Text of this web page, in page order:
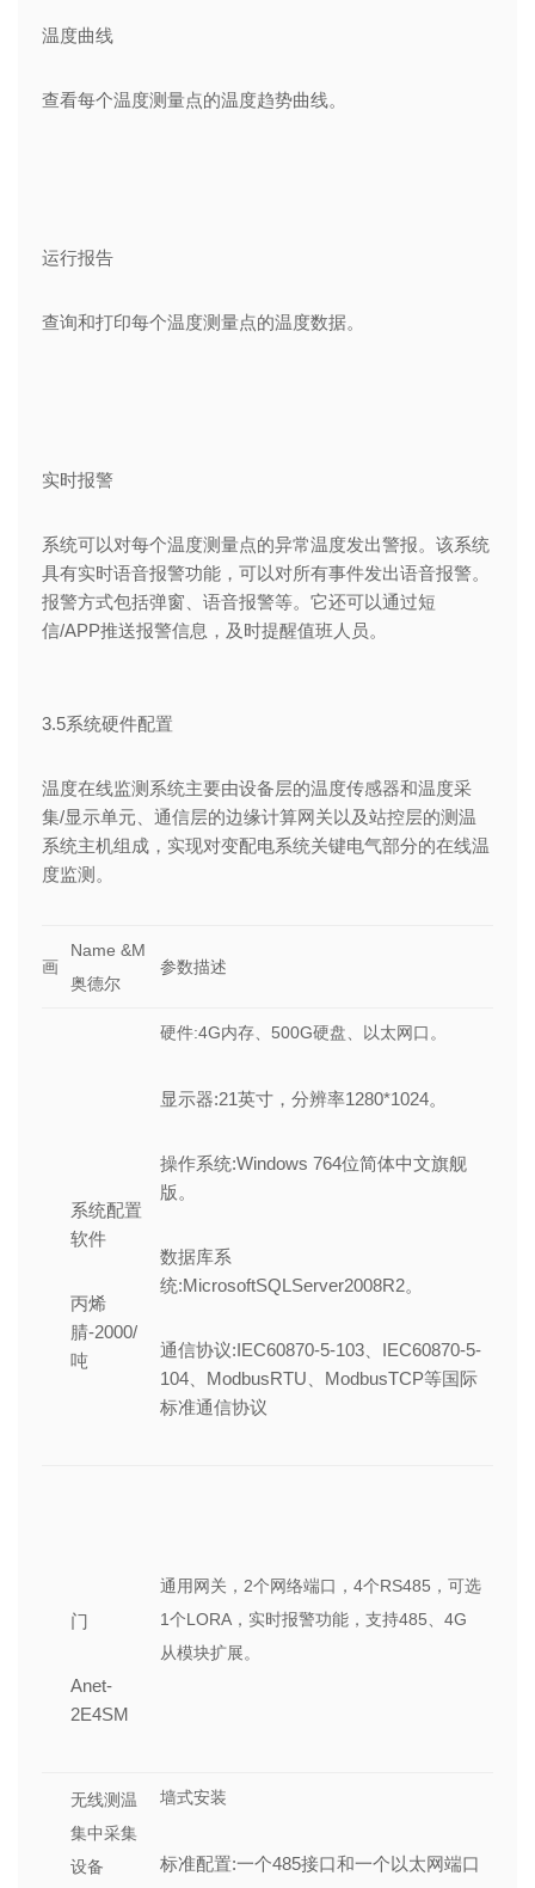
温度曲线
查看每个温度测量点的温度趋势曲线。
运行报告
查询和打印每个温度测量点的温度数据。
实时报警
系统可以对每个温度测量点的异常温度发出警报。该系统
具有实时语音报警功能，可以对所有事件发出语音报警。
报警方式包括弹窗、语音报警等。它还可以通过短
信/APP推送报警信息，及时提醒值班人员。
3.5系统硬件配置
温度在线监测系统主要由设备层的温度传感器和温度采
集/显示单元、通信层的边缘计算网关以及站控层的测温
系统主机组成，实现对变配电系统关键电气部分的在线温
度监测。
画
Name &M
奥德尔
参数描述
系统配置
软件
丙烯
腈-2000/
吨
硬件:4G内存、500G硬盘、以太网口。
显示器:21英寸，分辨率1280*1024。
操作系统:Windows 764位简体中文旗舰
版。
数据库系
统:MicrosoftSQLServer2008R2。
通信协议:IEC60870-5-103、IEC60870-5-
104、ModbusRTU、ModbusTCP等国际
标准通信协议
门
Anet-
2E4SM
通用网关，2个网络端口，4个RS485，可选
1个LORA，实时报警功能，支持485、4G
从模块扩展。
无线测温
集中采集
设备
墙式安装
标准配置:一个485接口和一个以太网端口